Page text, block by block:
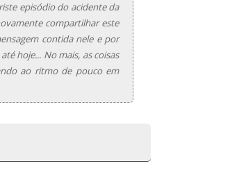
episódio do acidente da
compartilhar este
contida nele e por
hoje... No mais, as coisas
ao ritmo de pouco em